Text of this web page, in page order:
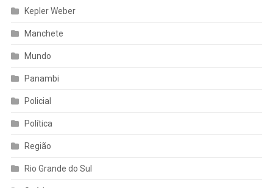
Kepler Weber
Manchete
Mundo
Panambi
Policial
Política
Região
Rio Grande do Sul